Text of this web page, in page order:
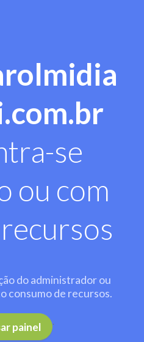
se
ou com
do administrador ou
consumo de recursos.
painel .